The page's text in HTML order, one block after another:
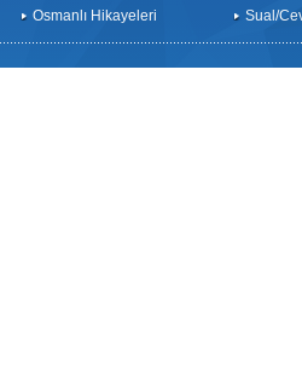
Osmanlı Hikayeleri Sual/